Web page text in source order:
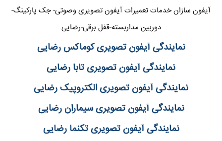
آیفون سازان خدمات تعمیرات آیفون تصویری وصوتی- جک پارکینگ-
دوربین مداربسته-قفل برقی-رضایی
نمایندگی آیفون تصویری کوماکس رضایی
نمایندگی آیفون تصویری تابا رضایی
نمایندگی آیفون تصویری الکتروپیک رضایی
نمایندگی آیفون تصویری سیماران رضایی
نمایندگی آیفون تصویری تکنما رضایی